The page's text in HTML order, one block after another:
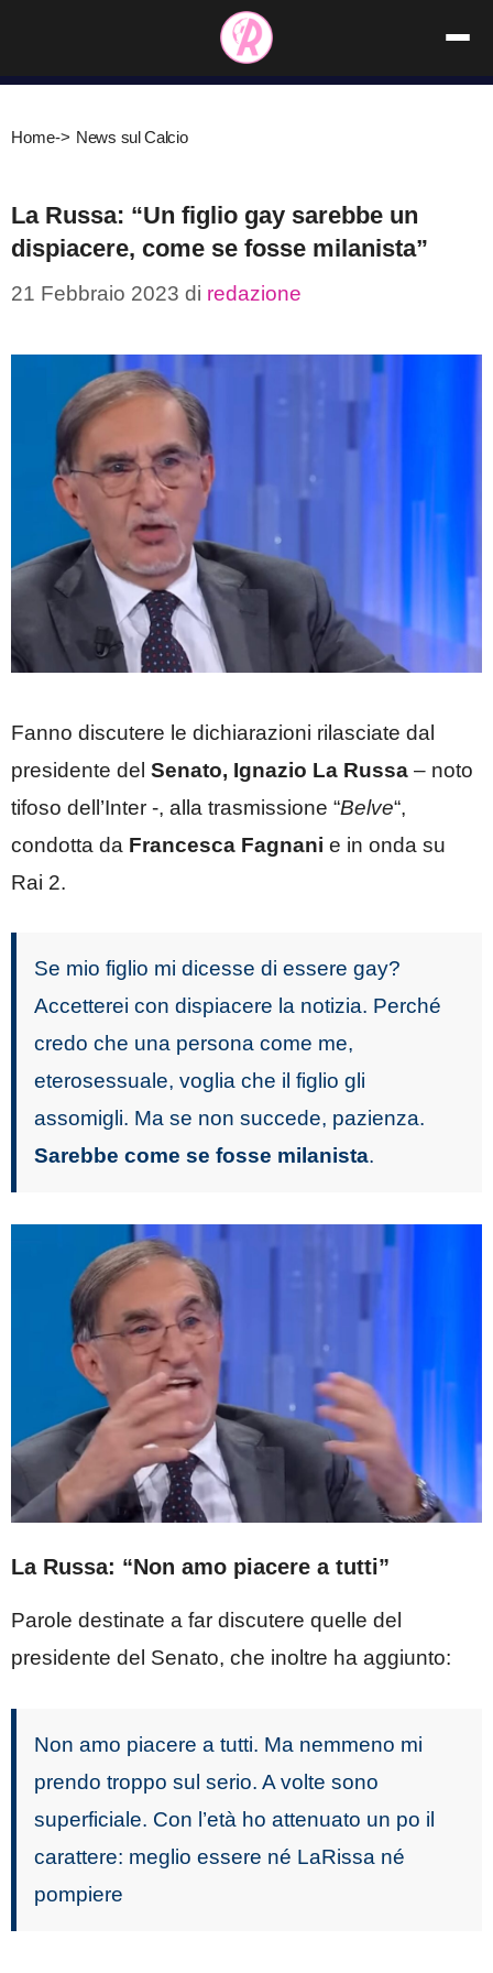
contenuto
Home-> News sul Calcio
La Russa: “Un figlio gay sarebbe un
dispiacere, come se fosse milanista”
21 Febbraio 2023 di redazione
Fanno discutere le dichiarazioni rilasciate dal
presidente del Senato, Ignazio La Russa – noto
tifoso dell’Inter -, alla trasmissione “Belve“,
condotta da Francesca Fagnani e in onda su
Rai 2.
Se mio figlio mi dicesse di essere gay?
Accetterei con dispiacere la notizia. Perché
credo che una persona come me,
eterosessuale, voglia che il figlio gli
assomigli. Ma se non succede, pazienza.
Sarebbe come se fosse milanista.
La Russa: “Non amo piacere a tutti”
Parole destinate a far discutere quelle del
presidente del Senato, che inoltre ha aggiunto:
Non amo piacere a tutti. Ma nemmeno mi
prendo troppo sul serio. A volte sono
superficiale. Con l’età ho attenuato un po il
carattere: meglio essere né LaRissa né
pompiere